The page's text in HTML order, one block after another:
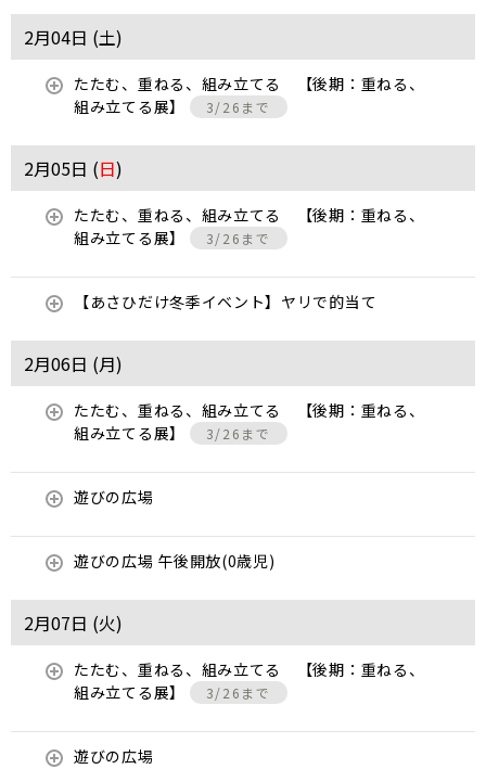
2月04日 (土)
たたむ、重ねる、組み立てる 【後期：重ねる、
組み立てる展】
3/26まで
2月05日 (日)
たたむ、重ねる、組み立てる 【後期：重ねる、
組み立てる展】
3/26まで
【あさひだけ冬季イベント】ヤリで的当て
2月06日 (月)
たたむ、重ねる、組み立てる 【後期：重ねる、
組み立てる展】
3/26まで
遊びの広場
遊びの広場 午後開放(0歳児)
2月07日 (火)
たたむ、重ねる、組み立てる 【後期：重ねる、
組み立てる展】
3/26まで
遊びの広場